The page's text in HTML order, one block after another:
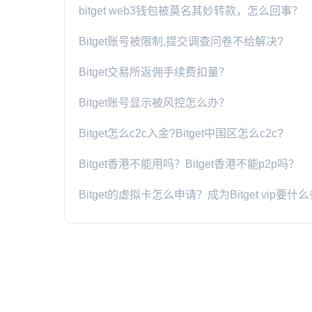
bitget web3钱包被莫名其妙转款，怎么回事？
Bitget账号被限制,提交调查问卷不给解决?
Bitget交易所返佣手续费扣量？
Bitget账号显示被风控怎么办？
​Bitget怎么c2c入金?​Bitget中国区怎么c2c?
Bitget香港不能用吗？Bitget香港不能p2p吗？
Bitget的虚拟卡怎么申请？成为Bitget vip要什么